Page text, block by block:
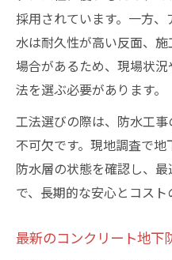
採用されています。一方
水は耐久性が高い反面、
場合があるため、現場状
法を選ぶ必要があります。
工法選びの際は、防水工
不可欠です。現地調査で
防水層の状態を確認し、
で、長期的な安心とコスト
最新のコンクリート地下